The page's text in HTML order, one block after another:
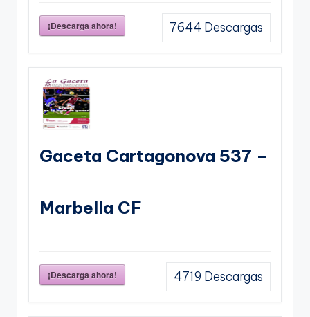
¡Descarga ahora! 7644 Descargas
Gaceta Cartagonova 537 –
Marbella CF
¡Descarga ahora! 4719 Descargas